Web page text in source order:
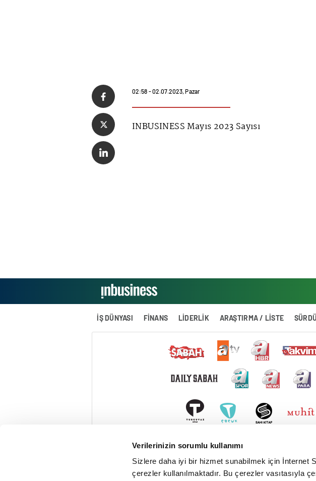
Verilerinizin sorumlu kullanımı
Sizlere daha iyi bir hizmet sunabilmek için İnternet
çerezler kullanılmaktadır. Bu çerezler vasıtasıyla
02:58 - 02.07.2023, Pazar
INBUSINESS Mayıs 2023 Sayısı
İŞ DÜNYASI FİNANS LİDERLİK ARAŞTIRMA / LİSTE